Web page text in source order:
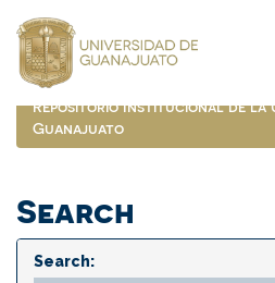
navigation
Repositorio Institucional de la
Guanajuato
Search
Search: